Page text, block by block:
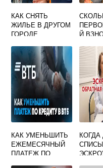
КАК СНЯТЬ
ЖИЛЬЕ В ДРУГОМ
ГОРОДЕ
Й
КАК УМЕНЬШИТЬ
ЕЖЕМЕСЯЧНЫЙ
ПЛАТЕЖ ПО
КОГДА